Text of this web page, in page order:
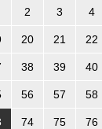
2 3 4
20 21 22
38 39 40
56 57 58
74 75 76